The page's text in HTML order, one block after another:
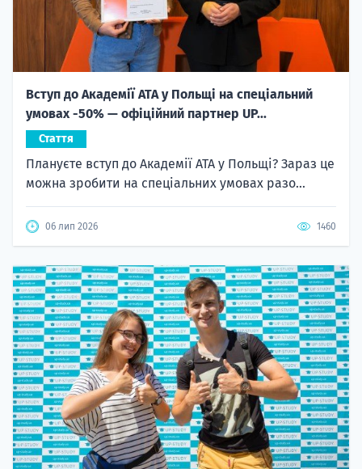
Вступ до Академії ATA у Польщі на спеціальний
умовах -50% — офіційний партнер UP...
Стаття
Плануєте вступ до Академії ATA у Польщі? Зараз це
можна зробити на спеціальних умовах разо...
06 лип 2026 1460